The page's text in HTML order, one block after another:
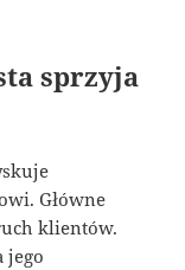
sprzyja
Główne
klientów.
jego